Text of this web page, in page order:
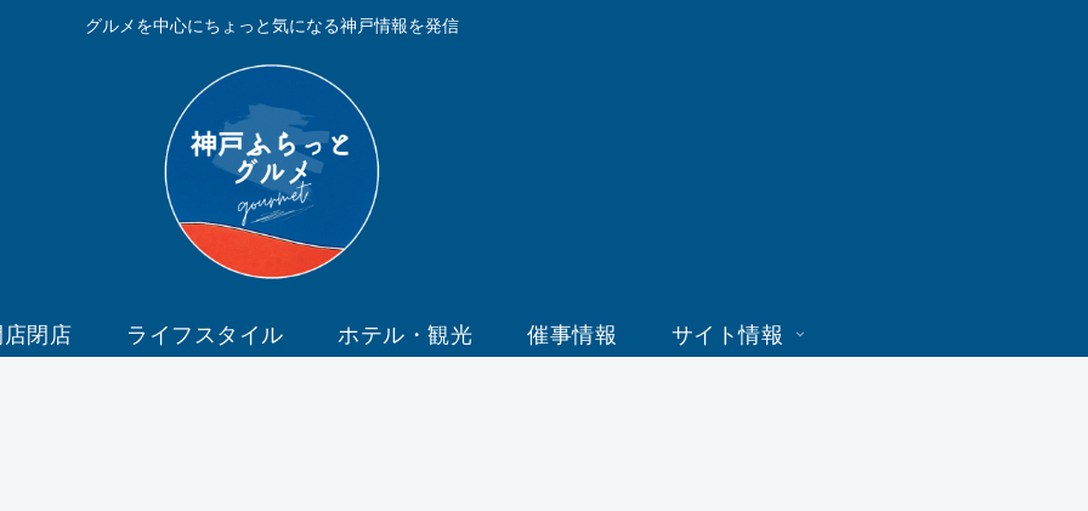
グルメを中心にちょっと気になる神戸情報を発信
閉店 ライフスタイル ホテル・観光 催事情報 サイト情報